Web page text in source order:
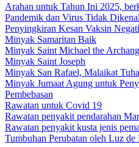
Arahan untuk Tahun Ini 2025,
Pandemik dan Virus Tidak
Penyingkiran Kesan Vaksin
Minyak Samaritan Baik
Minyak Saint Michael the
Minyak Saint Joseph
Minyak San Rafael, Malaikat
Minyak Jumaat Agung untuk
Pembebasan
Rawatan untuk Covid 19
Rawatan penyakit pendarahan
Rawatan penyakit kusta jenis
Tumbuhan Perubatan oleh Luz de